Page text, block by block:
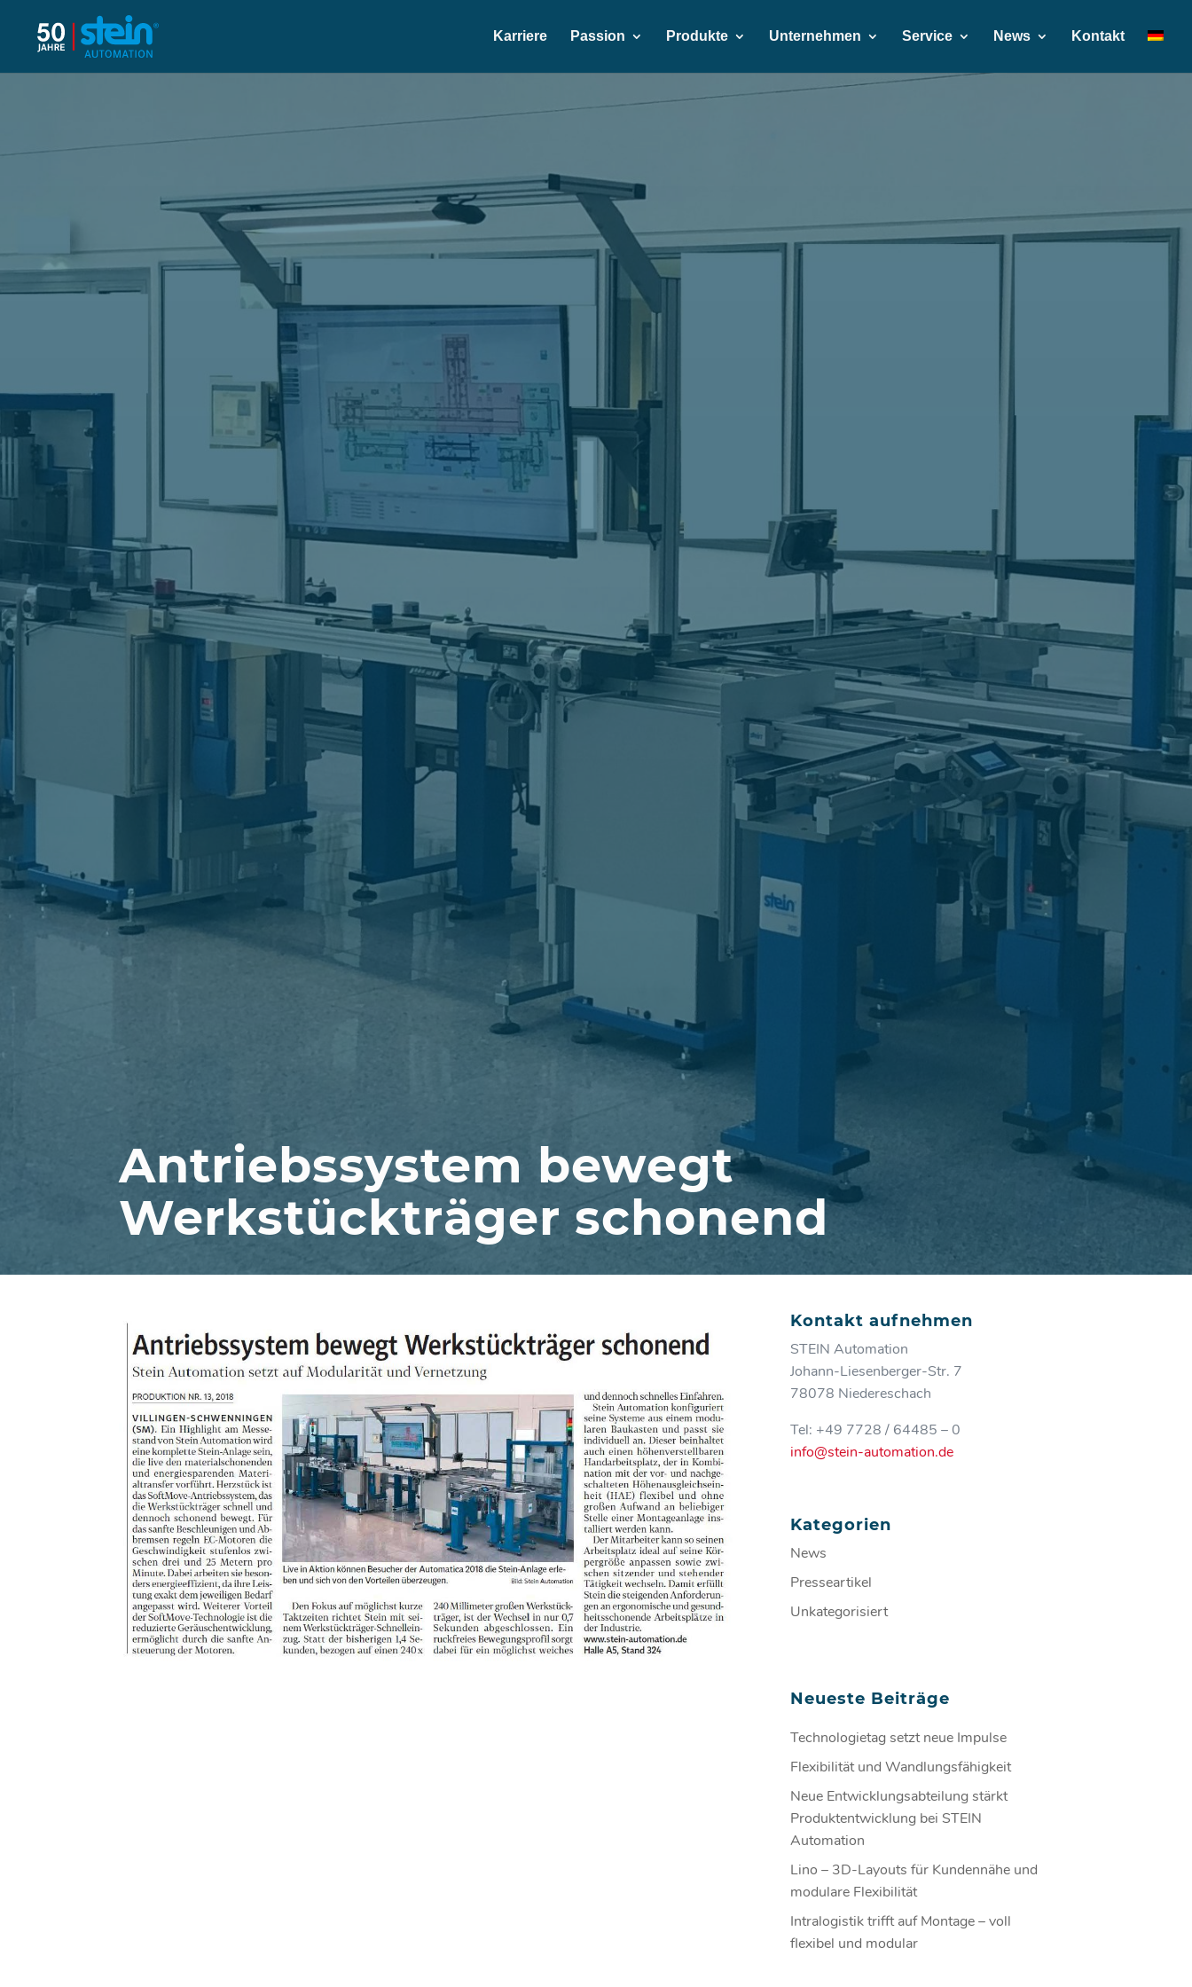
Karriere Passion Produkte Unternehmen Service News Kontakt
Antriebssystem bewegt
Werkstückträger schonend
Kontakt aufnehmen
STEIN Automation
Johann-Liesenberger-Str. 7
78078 Niedereschach
Tel: +49 7728 / 64485 – 0
info@stein-automation.de
Kategorien
News
Presseartikel
Unkategorisiert
Neueste Beiträge
Technologietag setzt neue Impulse
Flexibilität und Wandlungsfähigkeit
Neue Entwicklungsabteilung stärkt
Produktentwicklung bei STEIN
Automation
Lino – 3D-Layouts für Kundennähe und
modulare Flexibilität
Intralogistik trifft auf Montage – voll
flexibel und modular